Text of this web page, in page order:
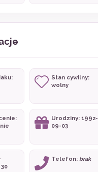
Stan cywilny:
wolny
Urodziny: 1992-
09-03
Telefon: brak